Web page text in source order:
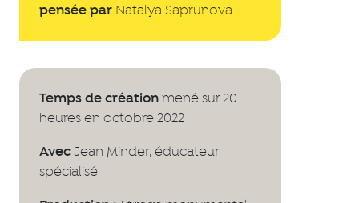
pensée par Natalya Saprunova
Temps de créationmené sur 20
heures en octobre 2022
AvecJean Minder, éducateur
spécialisé